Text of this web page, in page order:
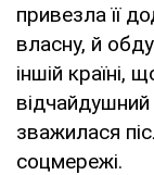
привезла її
власну, й
іншій країні,
зважилася
соцмережі.